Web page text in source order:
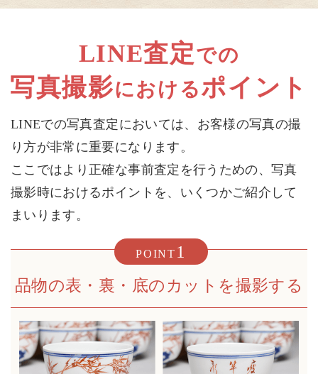
LINE査定での
写真撮影におけるポイント
LINEでの写真査定においては、お客様の写真の撮
り方が非常に重要になります。
ここではより正確な事前査定を行うための、写真
撮影時におけるポイントを、いくつかご紹介して
まいります。
POINT 1
品物の表・裏・底のカットを撮影する